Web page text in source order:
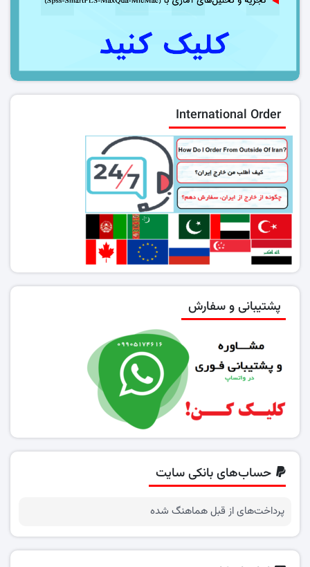
International Order
پشتیبانی و سفارش
حساب‌های بانکی سایت
پرداخت‌های از قبل هماهنگ شده